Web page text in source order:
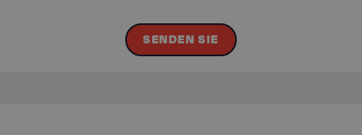
SENDEN SIE